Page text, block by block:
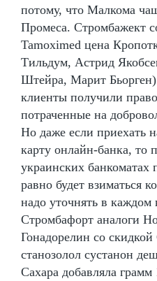
потому, что Малкома
Промеса. Стромбажект
Tamoximed цена
Тильдум, Астрид
Штейра, Марит
клиенты получили
потраченные на
Но даже если приехать
карту онлайн-банка, то
украинских банкоматах
равно будет взиматься
надо уточнять в каждом
Стромбафорт аналоги
Гонадорелин со
станозолол сустанон
Сахара добавляла